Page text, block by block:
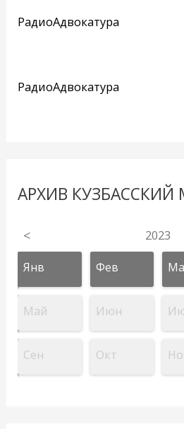
РадиоАдвокатура
РадиоАдвокатура
АРХИВ КУЗБАССКИЙ
< 2023
Янв Фев
Май Июн
Сен Окт